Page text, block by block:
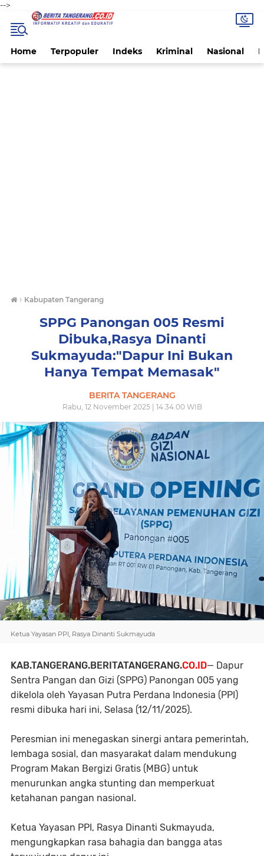
-->
Home Terpopuler Indeks Kriminal Nasional
› Kabupaten Tangerang
SPPG Panongan 005 Resmi
Dibuka,Rasya Dinanti
Sukmayuda:"Dapur Ini Bukan
Hanya Tempat Memasak"
BERITA TANGERANG
Rabu, 12 November 2025 | 14.34.00 WIB
​Ketua Yayasan PPI, Rasya Dinanti Sukmayuda
KAB.TANGERANG.BERITATANGERANG.CO.ID— Dapur
Sentra Pangan dan Gizi (SPPG) Panongan 005 yang
dikelola oleh Yayasan Putra Perdana Indonesia (PPI)
resmi dibuka hari ini, Selasa (12/11/2025).
Peresmian ini menegaskan sinergi antara pemerintah,
lembaga sosial, dan masyarakat dalam mendukung
Program Makan Bergizi Gratis (MBG) untuk
menurunkan angka stunting dan memperkuat
ketahanan pangan nasional.
​Ketua Yayasan PPI, Rasya Dinanti Sukmayuda,
mengungkapkan rasa bahagia dan bangga atas